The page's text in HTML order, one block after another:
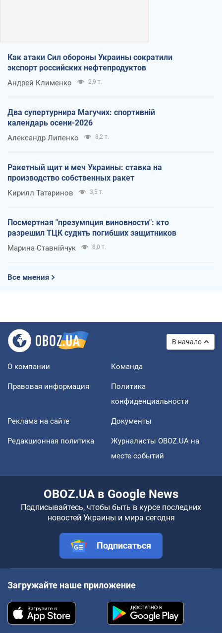
Как атаки Сил обороны Украины сократили
экспорт российских нефтепродуктов
Андрей Клименко 2,9 т.
Два супертурнира Магучих: спортивній
календарь осени-2026
Александр Липенко 8,2 т.
Ракетный щит и меч Украины: ставка на
производство собственных ракет
Кирилл Татаринов 3,5 т.
Посмертная "презумпция виновности": кто
разрешил ТЦК судить погибших защитников
Марина Ставнійчук 8,0 т.
Все мнения
В начало
О компании Команда
Правовая информация
Политика
конфиденциальности
Реклама на сайте Документы
Редакционная политика
Журналисты OBOZ.UA на
месте событий
OBOZ.UA в Google News
Подписывайтесь, чтобы быть в курсе последних
новостей Украины и мира сегодня
Подписаться
Загружайте наше приложение